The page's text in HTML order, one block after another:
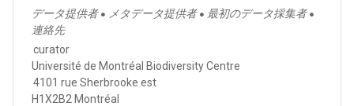
データ提供者 ● メタデータ提供者 ● 最初のデータ採集者 ●
連絡先
curator
Université de Montréal Biodiversity Centre
4101 rue Sherbrooke est
H1X2B2 Montréal